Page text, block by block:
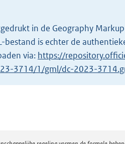
g
r
o
o
in de Geography Markup
is echter de
via: https://
3714/1/gml/dc-2023-